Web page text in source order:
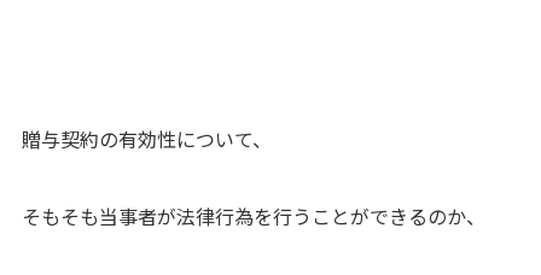
贈与契約の有効性について、
そもそも当事者が法律行為を行うことができるのか、